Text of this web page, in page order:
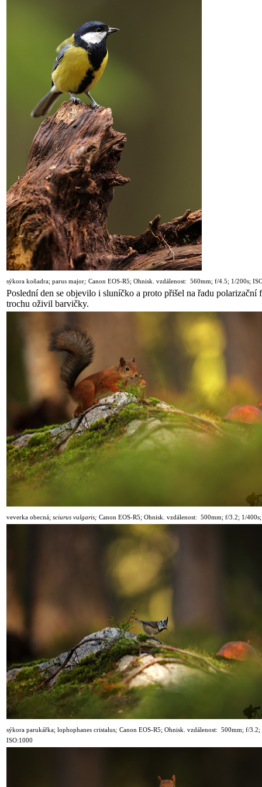
sýkora koňadra; parus major; Canon EOS-R5; Ohnisk. vzdálenost: 560mm; f/4.5; 1 /200s;
Poslední den se objevilo i sluníčko a proto přišel na řadu polarizační
trochu oživil barvičky.
veverka obecná; sciurus vulgaris; Canon EOS-R5; Ohnisk. vzdálenost: 500mm; f/3.2; 1/
sýkora parukářka; lophophanes cristalus; Canon EOS-R5; Ohnisk. vzdálenost: 500mm; f/3.2;
ISO:1000